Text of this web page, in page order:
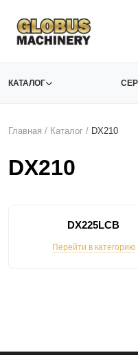
КАТАЛОГ
Главная / Каталог / DX210
DX210
DX225LCB
Перейти в категорию